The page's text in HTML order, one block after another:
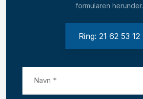
formularen herunder.
Ring: 21 62 53 12